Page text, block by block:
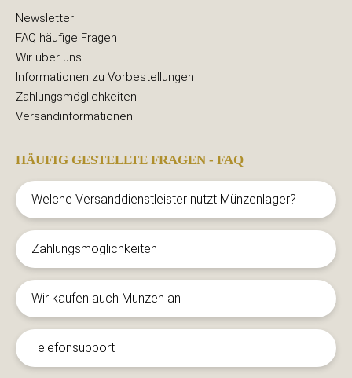
Newsletter
FAQ häufige Fragen
Wir über uns
Informationen zu Vorbestellungen
Zahlungsmöglichkeiten
Versandinformationen
HÄUFIG GESTELLTE FRAGEN - FAQ
Welche Versanddienstleister nutzt Münzenlager?
Zahlungsmöglichkeiten
Wir kaufen auch Münzen an
Telefonsupport